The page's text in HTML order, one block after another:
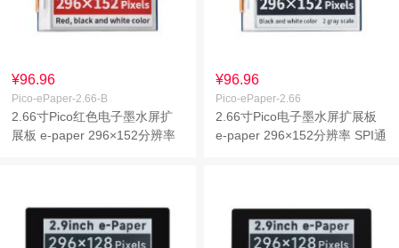
¥96.96
Pico-ePaper-2.66-B
2.66寸Pico红色电子墨水屏扩
展板 e-paper 296×152分辨率
¥96.96
Pico-ePaper-2.66
2.66寸Pico电子墨水屏扩展板
e-paper 296×152分辨率 SPI通